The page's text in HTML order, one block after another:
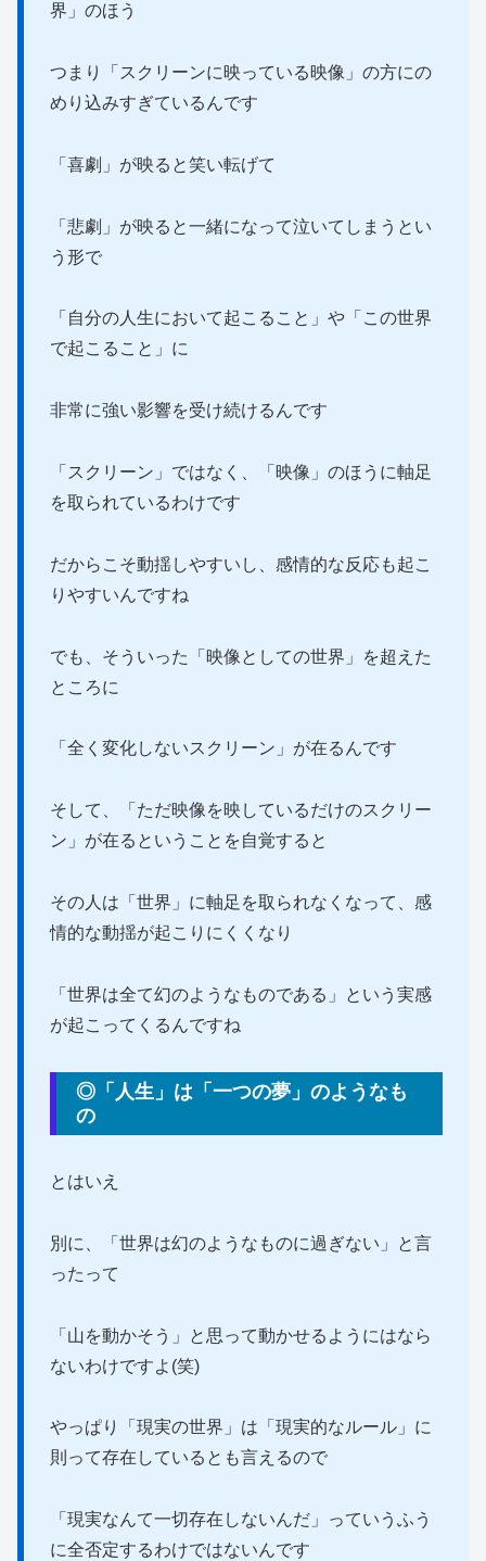
界」のほう
つまり「スクリーンに映っている映像」の方にの
めり込みすぎているんです
「喜劇」が映ると笑い転げて
「悲劇」が映ると一緒になって泣いてしまうとい
う形で
「自分の人生において起こること」や「この世界
で起こること」に
非常に強い影響を受け続けるんです
「スクリーン」ではなく、「映像」のほうに軸足
を取られているわけです
だからこそ動揺しやすいし、感情的な反応も起こ
りやすいんですね
でも、そういった「映像としての世界」を超えた
ところに
「全く変化しないスクリーン」が在るんです
そして、「ただ映像を映しているだけのスクリー
ン」が在るということを自覚すると
その人は「世界」に軸足を取られなくなって、感
情的な動揺が起こりにくくなり
「世界は全て幻のようなものである」という実感
が起こってくるんですね
◎「人生」は「一つの夢」のようなも
の
とはいえ
別に、「世界は幻のようなものに過ぎない」と言
ったって
「山を動かそう」と思って動かせるようにはなら
ないわけですよ(笑)
やっぱり「現実の世界」は「現実的なルール」に
則って存在しているとも言えるので
「現実なんて一切存在しないんだ」っていうふう
に全否定するわけではないんです